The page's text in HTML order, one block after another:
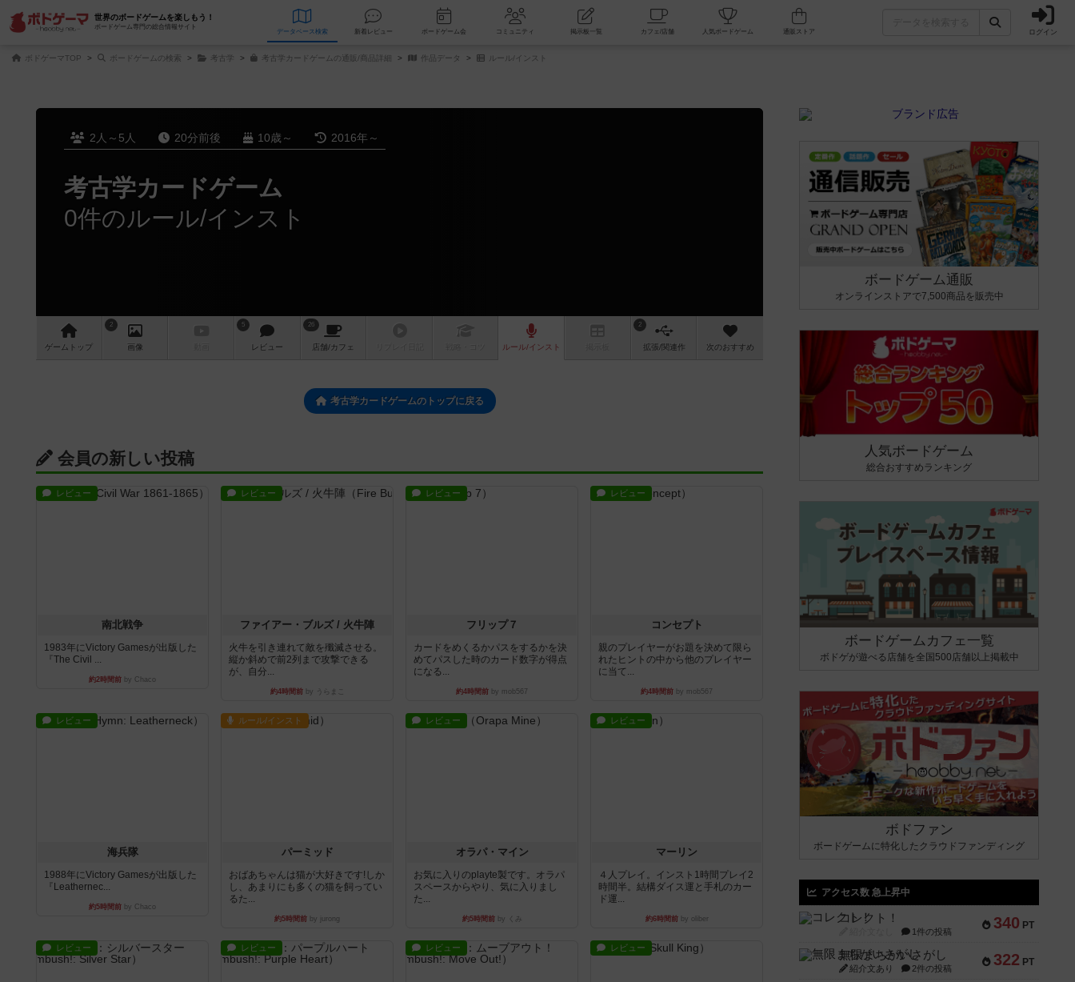
世界のボードゲームを楽しもう！
ボードゲーム専門の総合情報サイト
データベース 検索 新着レビュー ボードゲーム会 コミュニティ 掲示板一覧 カフェ/店舗 人気ボードゲーム ログイン
ボドゲーマTOP ボードゲームの検索 考古学 考古学カードゲームの通販/商品詳細 作品データ ルール/インスト
2人～5人 20分前後 10歳～ 2016年～
考古学カードゲーム
0件のルール/インスト
ゲーム トップ
2
画像
5
レビュー
26
店舗/カフェ ルール/インスト
2
拡張/関連作 次のおすすめ
考古学カードゲームのトップに戻る
会員の新しい投稿
レビュー
南北戦争
1983年にVictory Gamesが出版した
『The Civil ...
約2時間前 by Chaco
レビュー
ファイアー・ブルズ / 火牛陣
火牛を引き連れて敵を殲滅させる。
縦か斜めで前2列まで攻撃できる
が、自分...
約4時間前by うらまこ
レビュー
フリップ７
カードをめくるかパスをするかを決
めてパスした時のカード数字が得点
になる...
約4時間前 by mob567
レビュー
コンセプト
親のプレイヤーがお題を決めて限ら
れたヒントの中から他のプレイヤー
に当て...
約4時間前 by mob567
レビュー
海兵隊
1988年にVictory Gamesが出版した
『Leathernec...
約5時間前 by Chaco
ルール/インスト
パーミッド
おばあちゃんは猫が大好きです!しか
し、あまりにも多くの猫を飼ってい
るた...
約5時間前 by jurong
レビュー
オラパ・マイン
お気に入りのplayte製です。オラパ
スペースからやり、気に入りまし
た...
約5時間前by くみ
レビュー
マーリン
４人プレイ。インスト1時間プレイ2
時間半。結構ダイス運と手札のカー
ド運...
約6時間前by oliber
レビュー レビュー レビュー レビュー
ボードゲーム通販
オンラインストアで7,500商品を販売中
人気ボードゲーム
総合おすすめランキング
ボードゲームカフェ一覧
ボドゲが遊べる店舗を全国500店舗以上掲載中
ボドファン
ボードゲームに特化したクラウドファンディング
アクセス数 急上昇中
340 PT
コレクト！
1件の投稿
322 PT
無限まちがいさがし
紹介文あり 2件の投稿